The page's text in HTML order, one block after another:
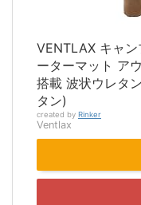
VENTLAX キャ
ーターマット ア
搭載 波状ウレタ
タン)
created by Rinker
Ventlax